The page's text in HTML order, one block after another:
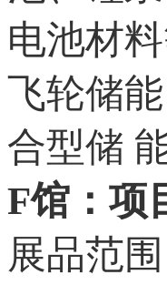
电池材
飞轮储
合型储
F馆：项
展品范